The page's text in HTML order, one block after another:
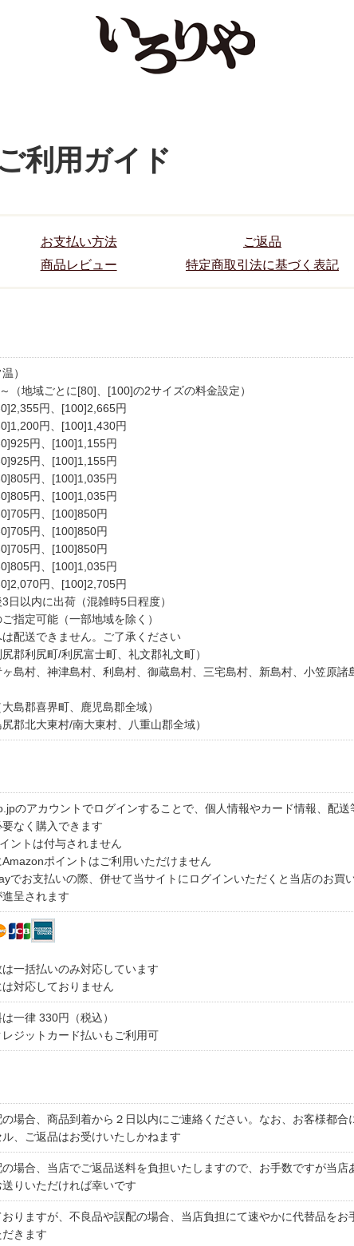
ご利用ガイド
お支払い方法
ご返品
商品レビュー 特定商取引法に基づく表記
）
（地域ごとに[80]、[100]の2サイズの料金設定）
円、[100]2,665円
円、[100]1,430円
円、[100]1,155円
円、[100]1,155円
円、[100]1,035円
円、[100]1,035円
円、[100]850円
円、[100]850円
円、[100]850円
円、[100]1,035円
円、[100]2,705円
3日以内に出荷（混雑時5日程度）
ご指定可能（一部地域を除く）
は配送できません。ご了承ください
郡利尻町/利尻富士町、礼文郡礼文町）
島村、神津島村、利島村、御蔵島村、三宅島村、新島村、小笠原諸
島郡喜界町、鹿児島郡全域）
郡北大東村/南大東村、八重山郡全域）
のアカウントでログインすることで、個人情報やカード情報、配送
なく購入できます
ントは付与されません
Amazonポイントはご利用いただけません
でお支払いの際、併せて当サイトにログインいただくと当店のお買
呈されます
は一括払いのみ対応しています
は対応しておりません
一律 330円（税込）
レジットカード払いもご利用可
場合、商品到着から２日以内にご連絡ください。なお、お客様都合
、ご返品はお受けいたしかねます
場合、当店でご返品送料を負担いたしますので、お手数ですが当店
りいただければ幸いです
りますが、不良品や誤配の場合、当店負担にて速やかに代替品をお
きます